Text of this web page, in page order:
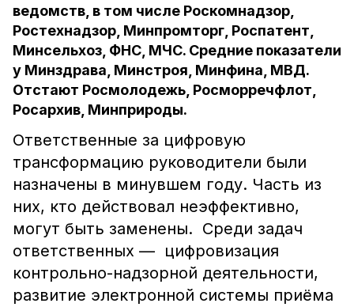
ведомств, в том числе Роскомнадзор,
Ростехнадзор, Минпромторг, Роспатент,
Минсельхоз, ФНС, МЧС. Средние показатели
у Минздрава, Минстроя, Минфина, МВД.
Отстают Росмолодежь, Росморречфлот,
Росархив, Минприроды.
Ответственные за цифровую
трансформацию руководители были
назначены в минувшем году. Часть из
них, кто действовал неэффективно,
могут быть заменены. Среди задач
ответственных — цифровизация
контрольно-надзорной деятельности,
развитие электронной системы приёма